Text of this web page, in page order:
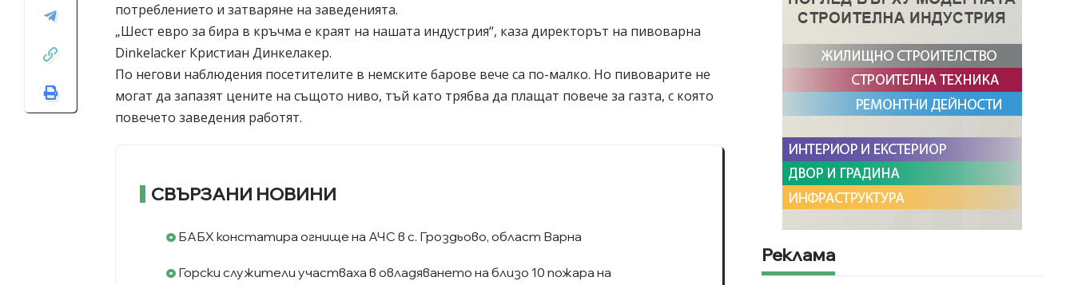
потреблението и затваряне на заведенията.
„Шест евро за бира в кръчма е краят на нашата индустрия“, каза директорът на пивоварна
Dinkelacker Кристиан Динкелакер.
По негови наблюдения посетителите в немските барове вече са по-малко. Но пивоварите не
могат да запазят цените на същото ниво, тъй като трябва да плащат повече за газта, с която
повечето заведения работят.
СВЪРЗАНИ НОВИНИ
БАБХ констатира огнище на АЧС в с. Гроздьово, област Варна
Горски служители участваха в овладяването на близо 10 пожара на
Реклама